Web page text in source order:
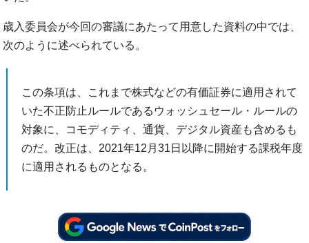
歳入委員会が今回の審議にあたって用意した資料の中では、
次のように述べられている。
この条項は、これまで株式などの有価証券に適用されて
いた不正防止ルールであるウォッシュセール・ルールの
対象に、コモディティ、通貨、デジタル資産も含めるも
のだ。改正は、2021年12月31日以降に開始する課税年度
に適用されるものとなる。